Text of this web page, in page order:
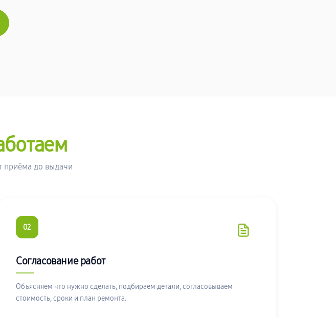
приёма до выдачи
02
Согласование работ
Объясняем что нужно сделать, подбираем детали, согласовываем
стоимость, сроки и план ремонта.